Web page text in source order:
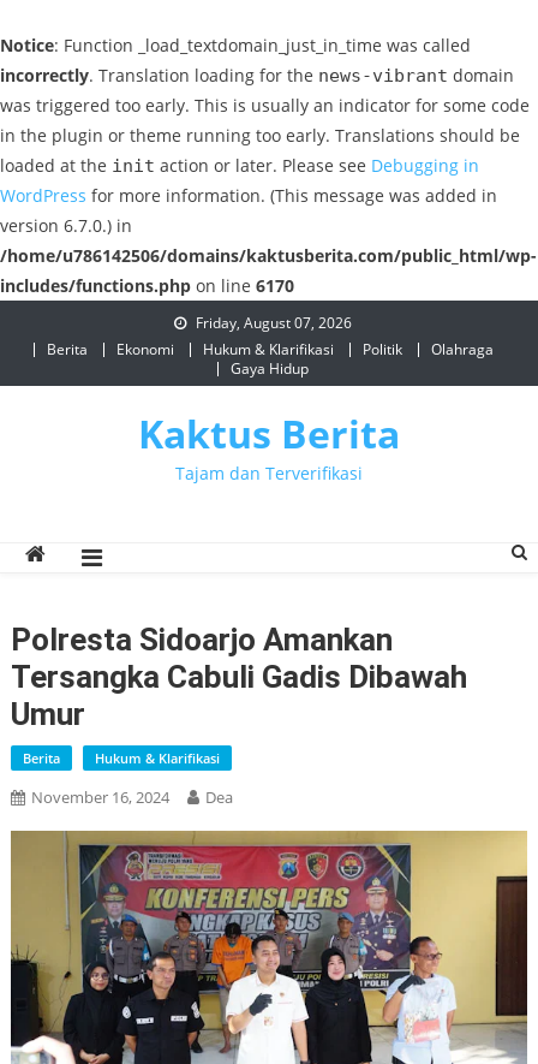
Notice: Function _load_textdomain_just_in_time was called
incorrectly. Translation loading for the news-vibrant domain
was triggered too early. This is usually an indicator for some code
in the plugin or theme running too early. Translations should be
loaded at the init action or later. Please see Debugging in
WordPress for more information. (This message was added in
version 6.7.0.) in
/home/u786142506/domains/kaktusberita.com/public_html/wp-
includes/functions.php on line 6170
Friday, August 07, 2026
Berita
Ekonomi Hukum & Klarifikasi Politik
Olahraga
Gaya Hidup
Kaktus Berita
Tajam dan Terverifikasi
Polresta Sidoarjo Amankan
Tersangka Cabuli Gadis Dibawah
Umur
Berita Hukum & Klarifikasi
November 16, 2024 Dea